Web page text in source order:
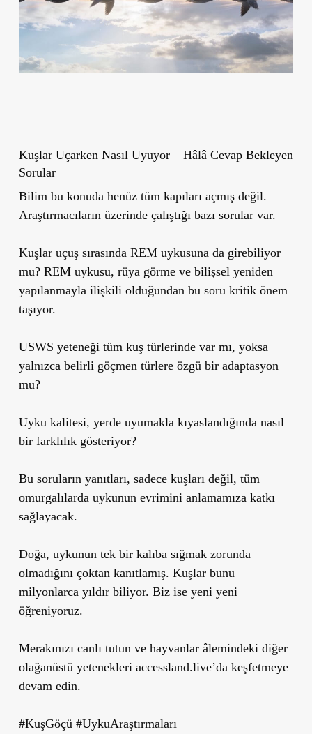
Kuşlar Uçarken Nasıl Uyuyor – Hâlâ Cevap Bekleyen
Sorular
Bilim bu konuda henüz tüm kapıları açmış değil.
Araştırmacıların üzerinde çalıştığı bazı sorular var.
Kuşlar uçuş sırasında REM uykusuna da girebiliyor
mu? REM uykusu, rüya görme ve bilişsel yeniden
yapılanmayla ilişkili olduğundan bu soru kritik önem
taşıyor.
USWS yeteneği tüm kuş türlerinde var mı, yoksa
yalnızca belirli göçmen türlere özgü bir adaptasyon
mu?
Uyku kalitesi, yerde uyumakla kıyaslandığında nasıl
bir farklılık gösteriyor?
Bu soruların yanıtları, sadece kuşları değil, tüm
omurgalılarda uykunun evrimini anlamamıza katkı
sağlayacak.
Doğa, uykunun tek bir kalıba sığmak zorunda
olmadığını çoktan kanıtlamış. Kuşlar bunu
milyonlarca yıldır biliyor. Biz ise yeni yeni
öğreniyoruz.
Merakınızı canlı tutun ve hayvanlar âlemindeki diğer
olağanüstü yetenekleri accessland.live’da keşfetmeye
devam edin.
#KuşGöçü #UykuAraştırmaları